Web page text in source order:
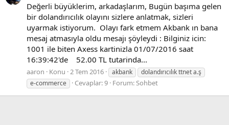
Değerli büyüklerim, arkadaşlarım, Bugün başıma gelen
bir dolandırıcılık olayını sizlere anlatmak, sizleri
uyarmak istiyorum. Olayı fark etmem Akbank ın bana
mesaj atmasıyla oldu mesajı şöyleydi : Bilginiz icin:
1001 ile biten Axess kartinizla 01/07/2016 saat
16:39:42'de 52.00 TL tutarinda...
aaron Konu 2 Tem 2016 akbank
dolandırıcılık ttnet a.ş
e-commerce
Cevaplar: 9 Forum:Sohbet